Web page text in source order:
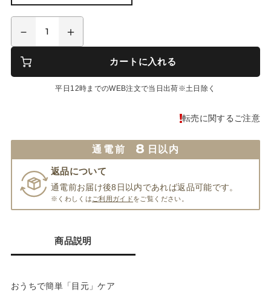
カートに入れる
平日12時までのWEB注文で当日出荷※土日除く
転売に関するご注意
通電前 8 日以内
返品について
通電前お届け後8日以内であれば返品可能です。
※くわしくは ご利用ガイドをご覧ください。
商品説明
おうちで簡単「目元」ケア